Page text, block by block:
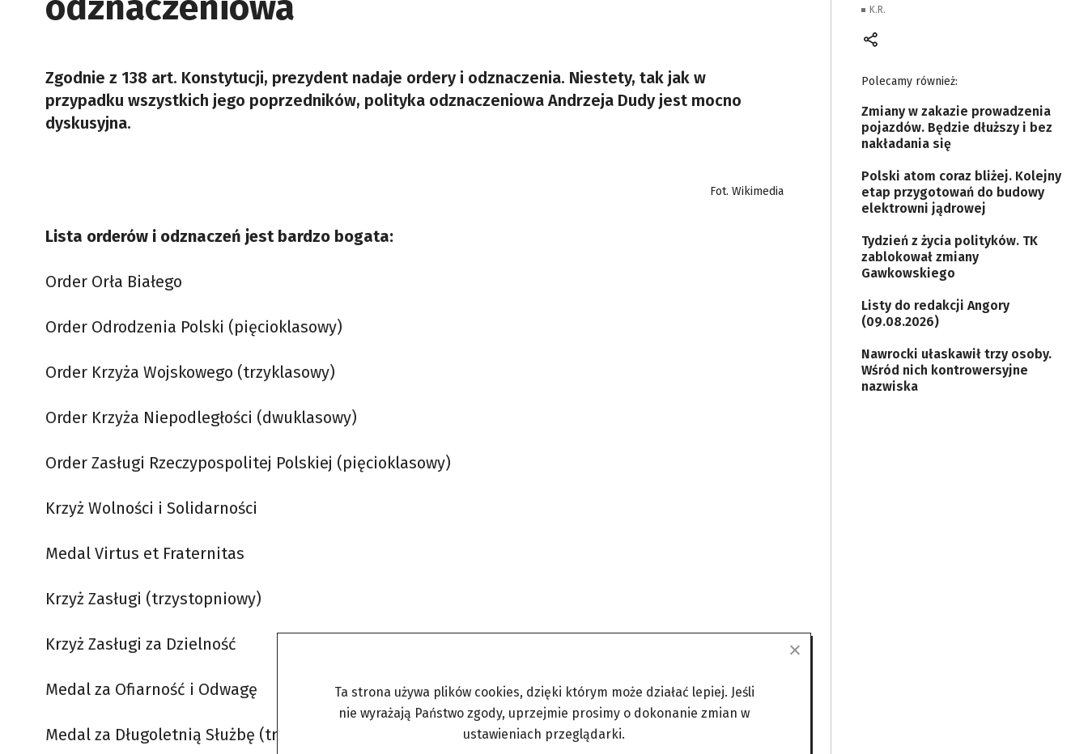
Zgodnie z 138 art. Konstytucji, prezydent nadaje ordery i odznaczenia. Niestety, tak jak w
przypadku wszystkich jego poprzedników, polityka odznaczeniowa Andrzeja Dudy jest mocno
dyskusyjna.
Fot. Wikimedia
Lista orderów i odznaczeń jest bardzo bogata:
Order Orła Białego
Order Odrodzenia Polski (pięcioklasowy)
Order Krzyża Wojskowego (trzyklasowy)
Order Krzyża Niepodległości (dwuklasowy)
Order Zasługi Rzeczypospolitej Polskiej (pięcioklasowy)
Krzyż Wolności i Solidarności
Medal Virtus et Fraternitas
Krzyż Zasługi (trzystopniowy)
Krzyż Zasługi za Dzielność
Medal za Ofiarność i Odwagę
Medal za Długoletnią Służbę (trzystopniowy)
K.R.
Polecamy również:
Zmiany w zakazie prowadzenia
pojazdów. Będzie dłuższy i bez
nakładania się
Polski atom coraz bliżej. Kolejny
etap przygotowań do budowy
elektrowni jądrowej
Tydzień z życia polityków. TK
zablokował zmiany
Gawkowskiego
Listy do redakcji Angory
(09.08.2026)
Nawrocki ułaskawił trzy osoby.
Wśród nich kontrowersyjne
nazwiska
Ta strona używa plików cookies, dzięki którym może działać lepiej. Jeśli
nie wyrażają Państwo zgody, uprzejmie prosimy o dokonanie zmian w
ustawieniach przeglądarki.